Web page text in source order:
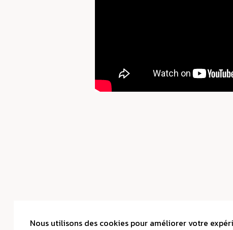
Nous utilisons des cookies pour améliorer votre